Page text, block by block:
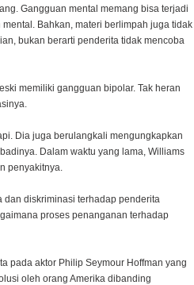
Gangguan mental memang bisa terjadi
Bahkan, materi berlimpah juga tidak
bukan berarti penderita tidak mencoba
memiliki gangguan bipolar. Tak heran
Dia juga berulangkali mengungkapkan
Dalam waktu yang lama, Williams
penyakitnya.
dan diskriminasi terhadap penderita
proses penanganan terhadap
pada aktor Philip Seymour Hoffman yang
oleh orang Amerika dibanding